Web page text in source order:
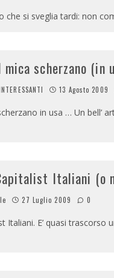
che si sveglia tardi: non
scherzano (in
13 Agosto 2009
in usa … Un bell’
Italiani (o
27 Luglio 2009 0
Italiani. E’ quasi